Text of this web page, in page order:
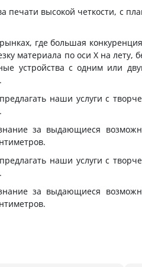
печати высокой четкости, с
где большая
материала по оси X на лету,
устройства с одним или
наши услуги с
за выдающиеся
наши услуги с
за выдающиеся